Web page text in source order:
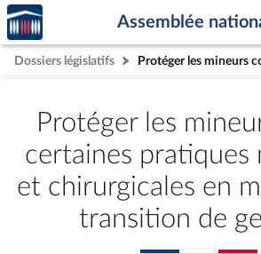
Aller au contenu
Aller en bas de la page
Accèder
à la
page
d'accueil
Assemblée
Dossiers législatifs
Protéger les
certaines pratiques
et chirurgicales en
transition de